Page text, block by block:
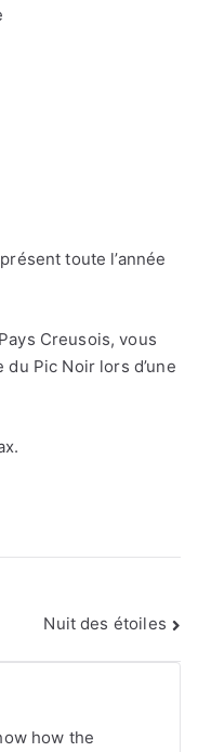
toute l’année
Creusois, vous
Pic Noir lors d’une
Nuit des étoiles
how the